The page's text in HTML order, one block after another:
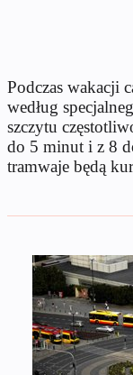
Podczas wakacji
według
szczytu
do 5 minut i z 8
tramwaje będą